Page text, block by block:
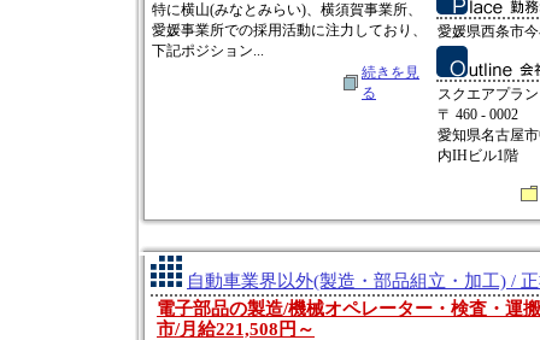
特に横山(みなとみらい)、横須賀事業所、
愛媛事業所での採用活動に注力しており、
下記ポジション...
続きを見
る
愛媛県西条市
スクエアプラ
〒 460 - 0002
愛知県名古屋
内IHビル1階
自動車業界以外(製造・部品組立・加工) /
電子部品の製造/機械オペレーター・検査・運
市/月給221,508円～